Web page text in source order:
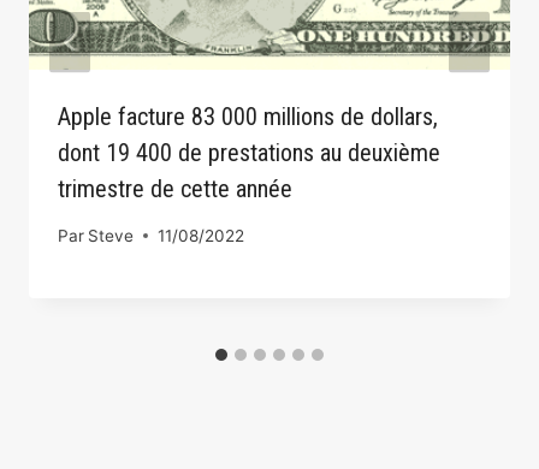
Apple facture 83 000 millions de dollars,
dont 19 400 de prestations au deuxième
trimestre de cette année
Par Steve 11/08/2022